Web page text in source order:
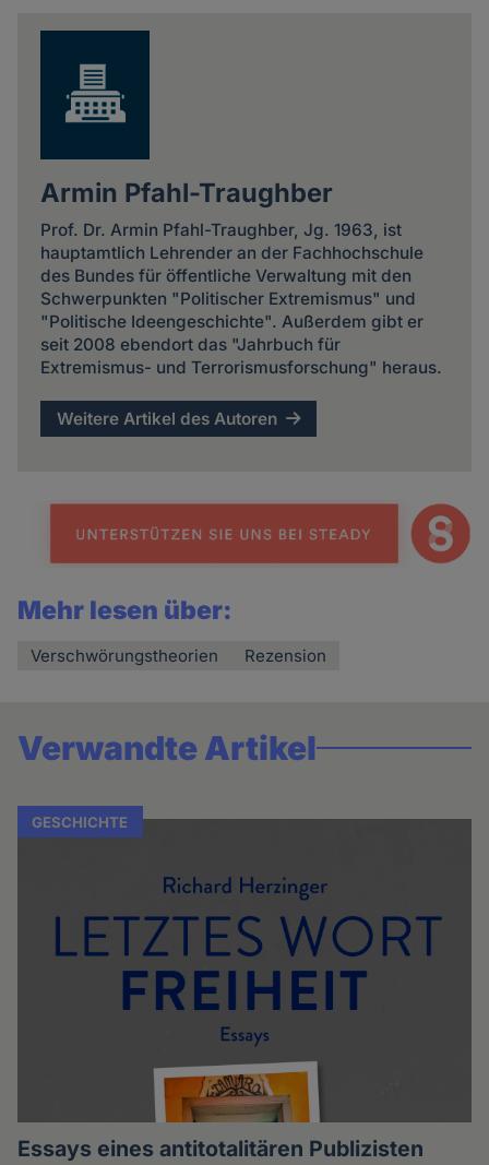
Armin Pfahl-Traughber
Prof. Dr. Armin Pfahl-Traughber, Jg. 1963, ist
hauptamtlich Lehrender an der Fachhochschule
des Bundes für öffentliche Verwaltung mit den
Schwerpunkten "Politischer Extremismus" und
"Politische Ideengeschichte". Außerdem gibt er
seit 2008 ebendort das "Jahrbuch für
Extremismus- und Terrorismusforschung" heraus.
Weitere Artikel des Autoren
Mehr lesen über:
Verschwörungstheorien Rezension
Verwandte Artikel
GESCHICHTE
Essays eines antitotalitären Publizisten